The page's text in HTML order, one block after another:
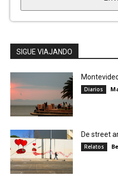
SIGUE VIAJANDO
Diarios
De street
Relatos